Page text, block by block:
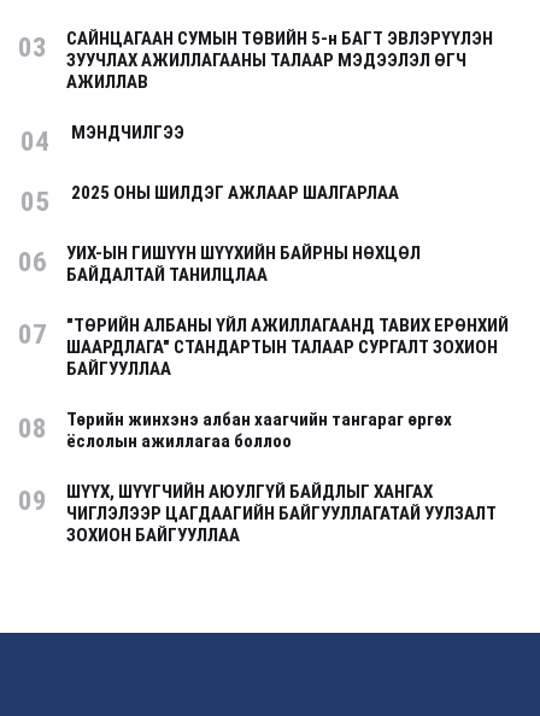
03
САЙНЦАГААН СУМЫН ТӨВИЙН 5-н БАГТ ЭВЛЭРҮҮЛЭН
ЗУУЧЛАХ АЖИЛЛАГААНЫ ТАЛААР МЭДЭЭЛЭЛ ӨГЧ
АЖИЛЛАВ
04 МЭНДЧИЛГЭЭ
05 2025 ОНЫ ШИЛДЭГ АЖЛААР ШАЛГАРЛАА
06
УИХ-ЫН ГИШҮҮН ШҮҮХИЙН БАЙРНЫ НӨХЦӨЛ
БАЙДАЛТАЙ ТАНИЛЦЛАА
07
"ТӨРИЙН АЛБАНЫ ҮЙЛ АЖИЛЛАГААНД ТАВИХ ЕРӨНХИЙ
ШААРДЛАГА" СТАНДАРТЫН ТАЛААР СУРГАЛТ ЗОХИОН
БАЙГУУЛЛАА
08
Төрийн жинхэнэ албан хаагчийн тангараг өргөх
ёслолын ажиллагаа боллоо
09
ШҮҮХ, ШҮҮГЧИЙН АЮУЛГҮЙ БАЙДЛЫГ ХАНГАХ
ЧИГЛЭЛЭЭР ЦАГДААГИЙН БАЙГУУЛЛАГАТАЙ УУЛЗАЛТ
ЗОХИОН БАЙГУУЛЛАА